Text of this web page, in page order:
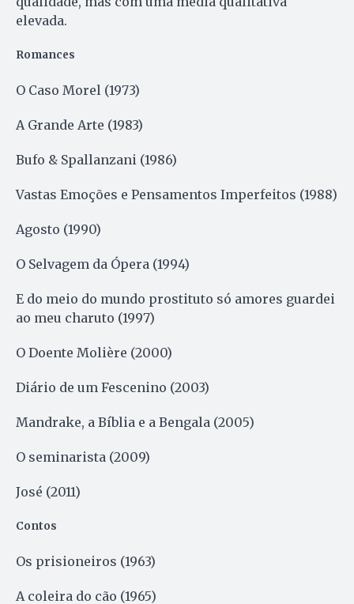
elevada.
Romances
O Caso Morel (1973)
A Grande Arte (1983)
Bufo & Spallanzani (1986)
Vastas Emoções e Pensamentos Imperfeitos (1988)
Agosto (1990)
O Selvagem da Ópera (1994)
E do meio do mundo prostituto só amores guardei
ao meu charuto (1997)
O Doente Molière (2000)
Diário de um Fescenino (2003)
Mandrake, a Bíblia e a Bengala (2005)
O seminarista (2009)
José (2011)
Contos
Os prisioneiros (1963)
A coleira do cão (1965)